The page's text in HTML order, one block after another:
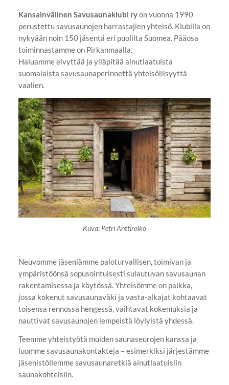
Kansainvälinen Savusaunaklubi ryon vuonna 1990
perustettu savusaunojen harrastajien yhteisö. Klubilla on
nykyään noin 150 jäsentä eri puolilta Suomea. Pääosa
toiminnastamme on Pirkanmaalla.
Haluamme elvyttää ja ylläpitää ainutlaatuista
suomalaista savusaunaperinnettä yhteisöllisyyttä
vaalien.
Kuva: Petri Anttiroiko
Neuvomme jäseniämme paloturvallisen, toimivan ja
ympäristöönsä sopusointuisesti sulautuvan savusaunan
rakentamisessa ja käytössä. Yhteisömme on paikka,
jossa kokenut savusaunaväki ja vasta-alkajat kohtaavat
toisensa rennossa hengessä, vaihtavat kokemuksia ja
nauttivat savusaunojen lempeistä löylyistä yhdessä.
Teemme yhteistyötä muiden saunaseurojen kanssa ja
luomme savusaunakontakteja – esimerkiksi järjestämme
jäsenistöllemme savusaunaretkiä ainutlaatuisiin
saunakohteisiin.